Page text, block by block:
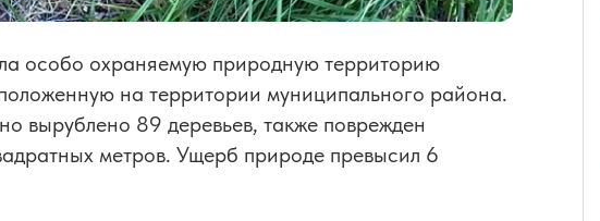
особо охраняемую природную территорию
на территории муниципального района.
вырублено 89 деревьев, также поврежден
метров. Ущерб природе превысил 6